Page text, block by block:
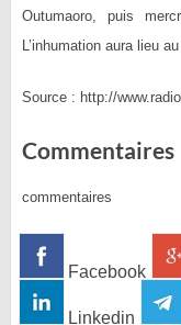
Outumaoro, puis
L’inhumation aura lieu
Source : http://
Commentaires
commentaires
Facebook
Linkedin